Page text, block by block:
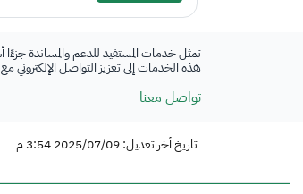
تمثل خدمات المستفيد للدعم والمساندة
هذه الخدمات إلى تعزيز التواصل الإلكتروني
تواصل معنا
تاريخ أخر تعديل: 2025/07/09 3:54 م